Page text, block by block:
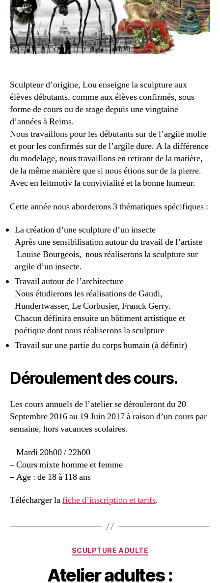
Sculpteur d’origine, Lou enseigne la sculpture aux
élèves débutants, comme aux élèves confirmés, sous
forme de cours ou de stage depuis une vingtaine
d’années à Reims.
Nous travaillons pour les débutants sur de l’argile molle
et pour les confirmés sur de l’argile dure. A la différence
du modelage, nous travaillons en retirant de la matière,
de la même manière que si nous étions sur de la pierre.
Avec en leitmotiv la convivialité et la bonne humeur.
Cette année nous aborderons 3 thématiques spécifiques :
La création d’une sculpture d’un insecte
Après une sensibilisation autour du travail de l’artiste
Louise Bourgeois, nous réaliserons la sculpture sur
argile d’un insecte.
Travail autour de l’architecture
Nous étudierons les réalisations de Gaudi,
Hundertwasser, Le Corbusier, Franck Gerry.
Chacun définira ensuite un bâtiment artistique et
poétique dont nous réaliserons la sculpture
Travail sur une partie du corps humain (à définir)
Déroulement des cours.
Les cours annuels de l’atelier se dérouleront du 20
Septembre 2016 au 19 Juin 2017 à raison d’un cours par
semaine, hors vacances scolaires.
– Mardi 20h00 / 22h00
– Cours mixte homme et femme
– Age : de 18 à 118 ans
Télécharger lafiche d’inscription et tarifs.
SCULPTURE ADULTE
Atelier adultes :